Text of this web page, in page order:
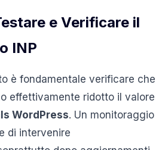
e Verificare il
INP
è fondamentale verificare che
effettivamente ridotto il valore
WordPress. Un monitoraggio
di intervenire